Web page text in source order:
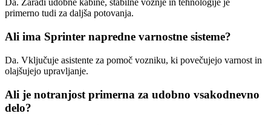
Da. Zaradi udobne kabine, stabilne vožnje in tehnologije je
primerno tudi za daljša potovanja.
Ali ima Sprinter napredne varnostne sisteme?
Da. Vključuje asistente za pomoč vozniku, ki povečujejo varnost in
olajšujejo upravljanje.
Ali je notranjost primerna za udobno vsakodnevno
delo?